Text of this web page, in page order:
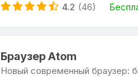
4.2 (46)
Браузер Atom
Новый современный браузер: